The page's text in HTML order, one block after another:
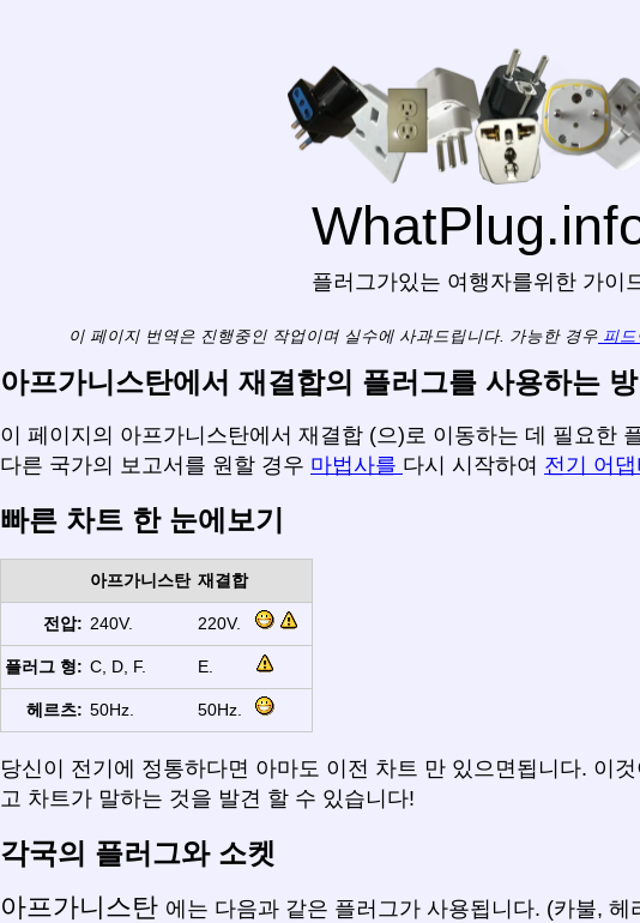
플러그가있는 여행자를위한 가이
이 페이지 번역은 진행중인 작업이며 실수에 사과드립니다. 가능한 경우 피
아프가니스탄에서 재결합의 플러그를 사용하는 방
이 페이지의 아프가니스탄에서 재결합 (으)로 이동하는 데 필요한
다른 국가의 보고서를 원할 경우 마법사를 다시 시작하여 전기 어
빠른 차트 한 눈에보기
아프가니스탄 재결합
전압: 240V. 220V.
플러그 형: C, D, F. E.
헤르츠: 50Hz. 50Hz.
당신이 전기에 정통하다면 아마도 이전 차트 만 있으면됩니다. 이
고 차트가 말하는 것을 발견 할 수 있습니다!
각국의 플러그와 소켓
아프가니스탄 에는 다음과 같은 플러그가 사용됩니다. (카불,